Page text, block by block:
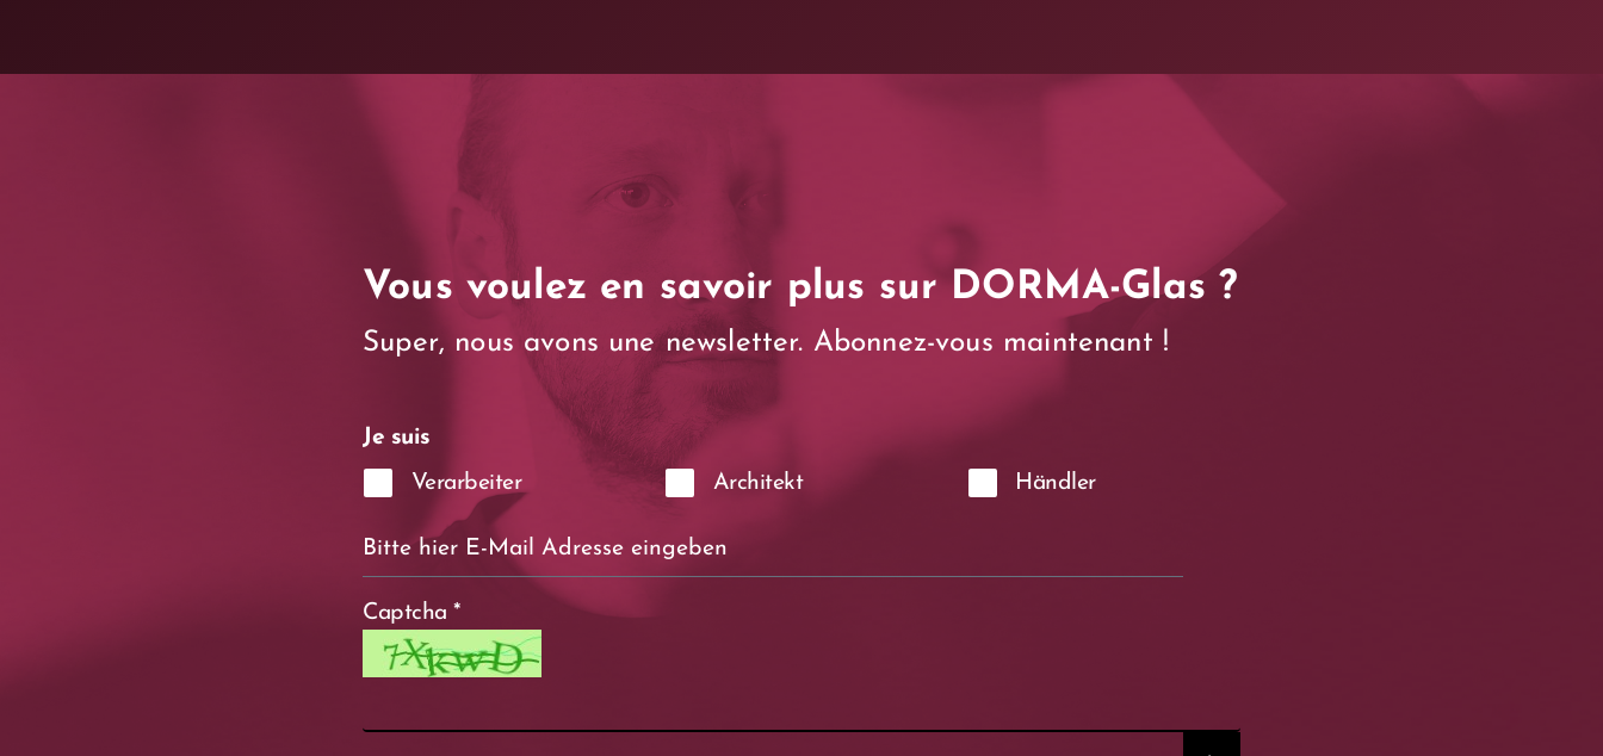
Vous voulez en savoir plus sur DORMA-Glas ?
Super, nous avons une newsletter. Abonnez-vous maintenant !
Je suis
Verarbeiter
Architekt Händler
Captcha *